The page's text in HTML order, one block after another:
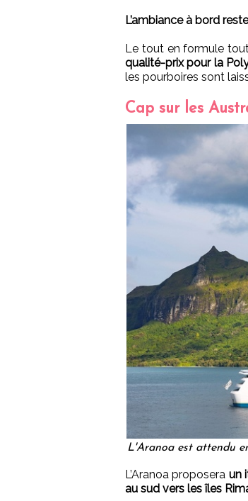
L’ambiance à bord
Le tout en formule
qualité-prix pour la
les pourboires sont
Cap sur les
L'Aranoa est attendu
L’Aranoa proposera un
au sud vers les îles